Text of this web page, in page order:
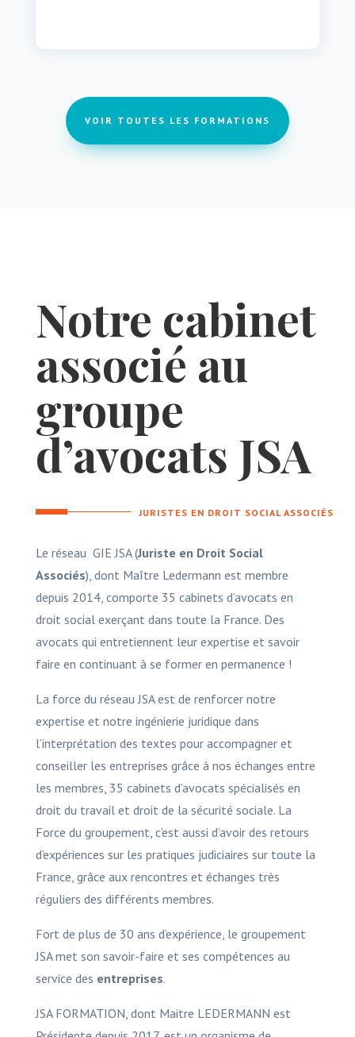
VOIR TOUTES LES FORMATIONS
Notre cabinet
associé au
groupe
d’avocats JSA
JURISTES EN DROIT SOCIAL ASSOCIÉS
Le réseau GIE JSA (Juriste en Droit Social
Associés), dont Maître Ledermann est membre
depuis 2014, comporte 35 cabinets d’avocats en
droit social exerçant dans toute la France. Des
avocats qui entretiennent leur expertise et savoir
faire en continuant à se former en permanence !
La force du réseau JSA est de renforcer notre
expertise et notre ingénierie juridique dans
l’interprétation des textes pour accompagner et
conseiller les entreprises grâce à nos échanges entre
les membres, 35 cabinets d’avocats spécialisés en
droit du travail et droit de la sécurité sociale. La
Force du groupement, c’est aussi d’avoir des retours
d’expériences sur les pratiques judiciaires sur toute la
France, grâce aux rencontres et échanges très
réguliers des différents membres.
Fort de plus de 30 ans d’expérience, le groupement
JSA met son savoir-faire et ses compétences au
service des entreprises.
JSA FORMATION, dont Maitre LEDERMANN est